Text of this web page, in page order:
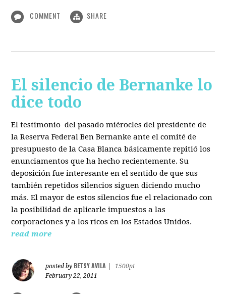
COMMENT SHARE
El silencio de Bernanke lo
dice todo
El testimonio del pasado miérocles del presidente de
la Reserva Federal Ben Bernanke ante el comité de
presupuesto de la Casa Blanca básicamente repitió los
enunciamentos que ha hecho recientemente. Su
deposición fue interesante en el sentido de que sus
también repetidos silencios siguen diciendo mucho
más. El mayor de estos silencios fue el relacionado con
la posibilidad de aplicarle impuestos a las
corporaciones y a los ricos en los Estados Unidos.
read more
posted by BETSY AVILA
1500pt
February 22, 2011